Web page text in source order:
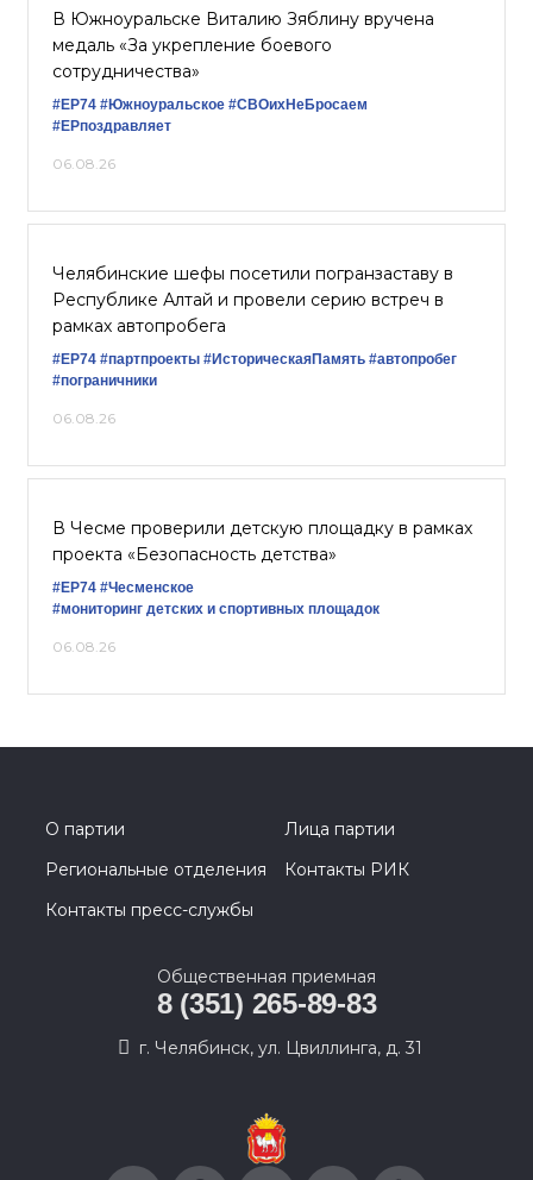
В Южноуральске Виталию Зяблину вручена
медаль «За укрепление боевого
сотрудничества»
#ЕР74 #Южноуральское #СВОихНеБросаем
#ЕРпоздравляет
06.08.26
Челябинские шефы посетили погранзаставу в
Республике Алтай и провели серию встреч в
рамках автопробега
#ЕР74 #партпроекты #ИсторическаяПамять #автопробег
#пограничники
06.08.26
В Чесме проверили детскую площадку в рамках
проекта «Безопасность детства»
#ЕР74 #Чесменское
#мониторинг детских и спортивных площадок
06.08.26
О партии
Лица партии
Региональные отделения
Контакты РИК
Контакты пресс-службы
Общественная приемная
8 (351) 265-89-83
г. Челябинск, ул. Цвиллинга, д. 31